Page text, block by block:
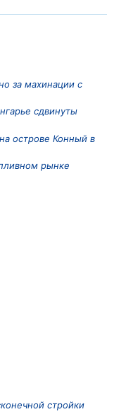
за махинации с
сдвинуты
острове Конный в
рынке
стройки